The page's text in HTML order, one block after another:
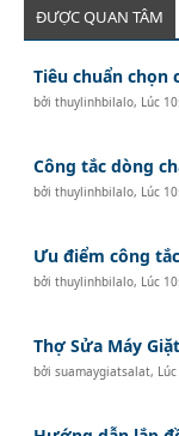
ĐƯỢC QUAN TÂM
Tiêu chuẩn chọn
bởithuylinhbilalo, Lúc
Công tắc dòng
bởithuylinhbilalo, Lúc
Ưu điểm công
bởithuylinhbilalo, Lúc
Thợ Sửa Máy
bởisuamaygiatsalat,